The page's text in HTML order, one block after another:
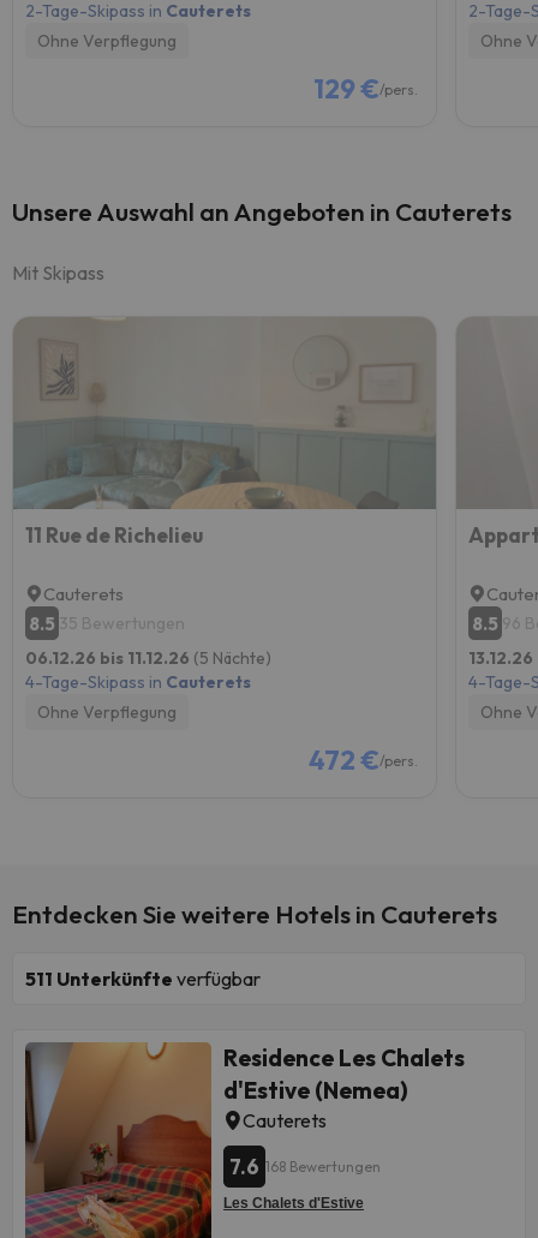
2-Tage-Skipass in Cauterets
Ohne Verpflegung
129 €/pers.
2-Tage-
Ohne
Unsere Auswahl an Angeboten in Cauterets
Mit Skipass
11 Rue de Richelieu
Cauterets
8.5 35 Bewertungen
06.12.26 bis 11.12.26 (5 Nächte)
4-Tage-Skipass in Cauterets
Ohne Verpflegung
472 €/pers.
8.5 96
4-Tage-
Ohne
Entdecken Sie weitere Hotels in Cauterets
511 Unterkünfte verfügbar
Residence Les Chalets
d'Estive (Nemea)
Cauterets
7.6 168 Bewertungen
Les Chalets d'Estive